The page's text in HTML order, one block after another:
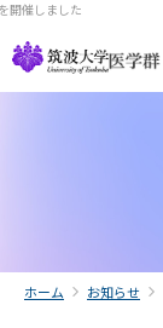
開催しました
ホーム お知らせ